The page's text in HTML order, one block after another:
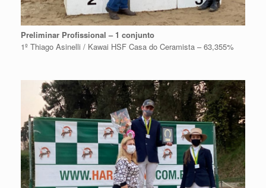
Preliminar Profissional – 1 conjunto
1º Thiago Asinelli / Kawai HSF Casa do Ceramista – 63,355%